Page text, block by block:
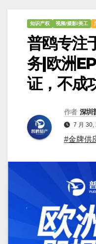
知识产权 视频/摄影/美工
普鸥专注
务|欧洲
证，不成
作者 深圳
7 月 30,
#金牌供